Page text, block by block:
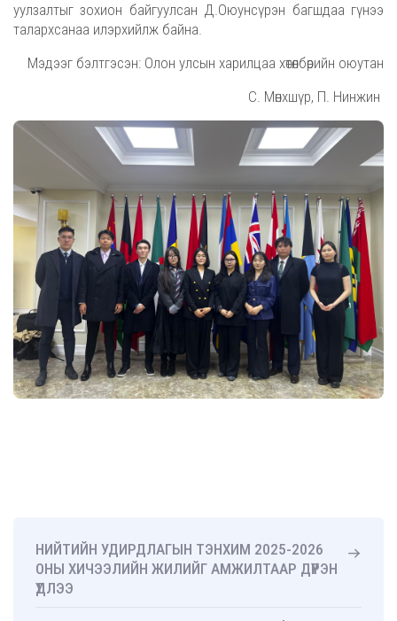
НИЙТИЙН УДИРДЛАГЫН ТЭНХИМ 2025-2026
ОНЫ ХИЧЭЭЛИЙН ЖИЛИЙГ АМЖИЛТААР ДҮҮРЭН
ҮДЛЭЭ
уулзалтыг зохион байгуулсан Д.Оюунсүрэн багшдаа гүнээ
талархсанаа илэрхийлж байна.
Мэдээг бэлтгэсэн: Олон улсын харилцаа хөтөлбөрийн оюутан
С. Мөнхшүр, П. Нинжин